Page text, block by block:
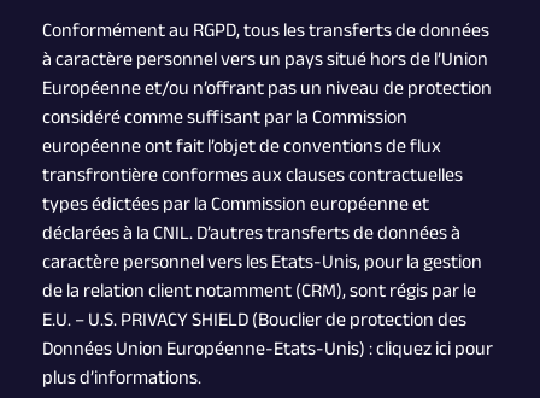
Conformément au RGPD, tous les transferts de données
à caractère personnel vers un pays situé hors de l’Union
Européenne et/ou n’offrant pas un niveau de protection
considéré comme suffisant par la Commission
européenne ont fait l’objet de conventions de flux
transfrontière conformes aux clauses contractuelles
types édictées par la Commission européenne et
déclarées à la CNIL. D’autres transferts de données à
caractère personnel vers les Etats-Unis, pour la gestion
de la relation client notamment (CRM), sont régis par le
E.U. – U.S. PRIVACY SHIELD (Bouclier de protection des
Données Union Européenne-Etats-Unis) : cliquez ici pour
plus d’informations.